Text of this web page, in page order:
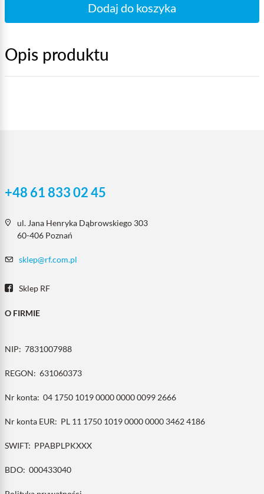
Dodaj do koszyka
Opis produktu
+48 61 833 02 45
ul. Jana Henryka Dąbrowskiego 303
60-406 Poznań
sklep@rf.com.pl
Sklep RF
O FIRMIE
NIP: 7831007988
REGON: 631060373
Nr konta: 04 1750 1019 0000 0000 0099 2666
Nr konta EUR: PL 11 1750 1019 0000 0000 3462 4186
SWIFT: PPABPLPKXXX
BDO: 000433040